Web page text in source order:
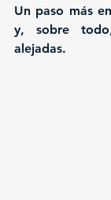
Un paso más
y, sobre
alejadas.